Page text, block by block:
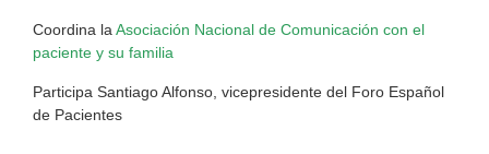
Coordina la Asociación Nacional de Comunicación con el
paciente y su familia
Participa Santiago Alfonso, vicepresidente del Foro Español
de Pacientes